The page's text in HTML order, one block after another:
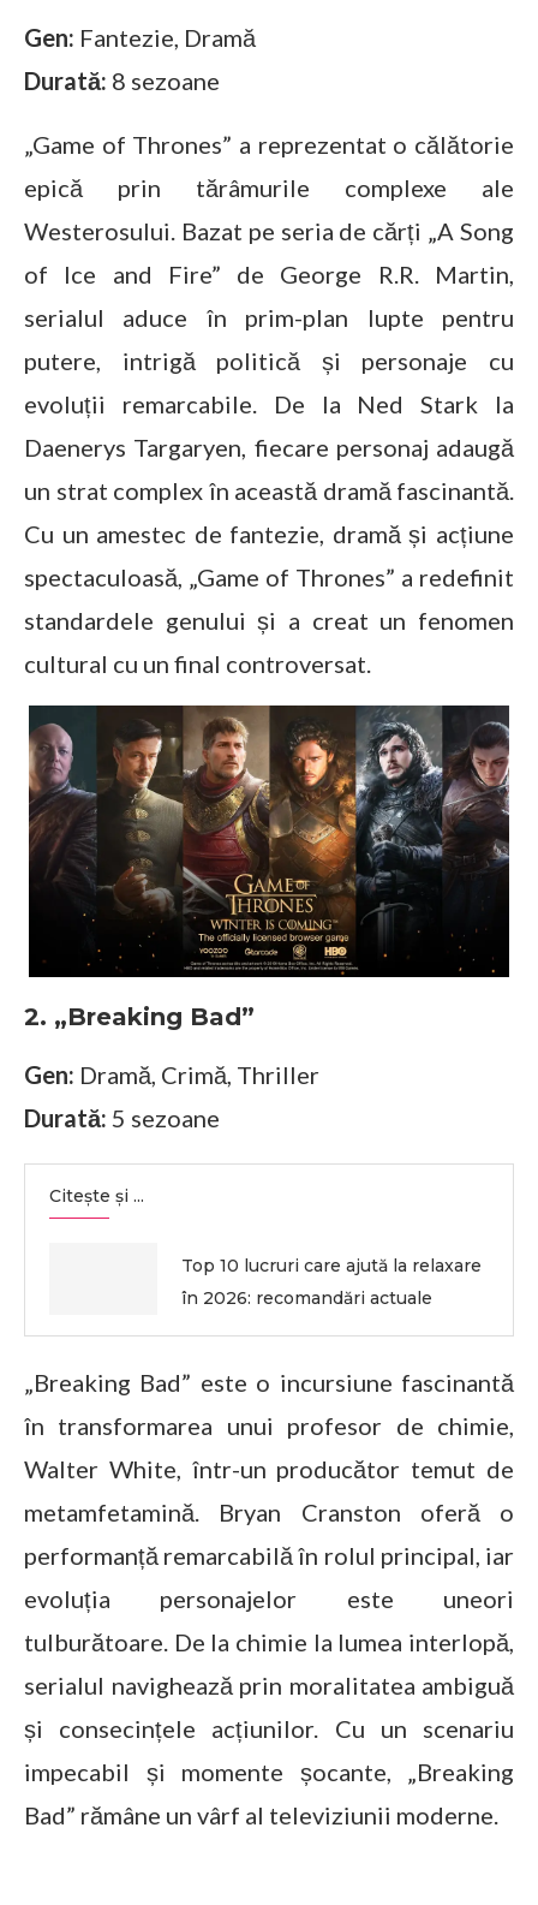
Gen: Fantezie, Dramă
Durată: 8 sezoane
„Game of Thrones” a reprezentat o călătorie
epică prin tărâmurile complexe ale
Westerosului. Bazat pe seria de cărți „A Song
of Ice and Fire” de George R.R. Martin,
serialul aduce în prim-plan lupte pentru
putere, intrigă politică și personaje cu
evoluții remarcabile. De la Ned Stark la
Daenerys Targaryen, fiecare personaj adaugă
un strat complex în această dramă fascinantă.
Cu un amestec de fantezie, dramă și acțiune
spectaculoasă, „Game of Thrones” a redefinit
standardele genului și a creat un fenomen
cultural cu un final controversat.
2. „Breaking Bad”
Gen: Dramă, Crimă, Thriller
Durată: 5 sezoane
Citește și ...
Top 10 lucruri care ajută la relaxare
în 2026: recomandări actuale
„Breaking Bad” este o incursiune fascinantă
în transformarea unui profesor de chimie,
Walter White, într-un producător temut de
metamfetamină. Bryan Cranston oferă o
performanță remarcabilă în rolul principal, iar
evoluția personajelor este uneori
tulburătoare. De la chimie la lumea interlopă,
serialul navighează prin moralitatea ambiguă
și consecințele acțiunilor. Cu un scenariu
impecabil și momente șocante, „Breaking
Bad” rămâne un vârf al televiziunii moderne.